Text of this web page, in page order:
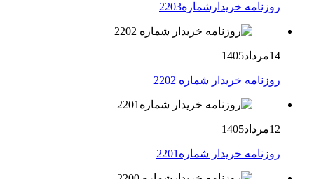
روزنامه خریدارشماره2203
14مرداد1405
روزنامه خریدار شماره 2202
12مرداد1405
روزنامه خریدار شماره2201